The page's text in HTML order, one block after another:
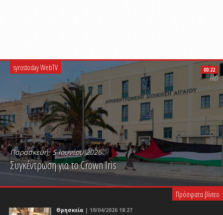
syrostoday WebTV
Παρασκευή, 5 Ιουνίου 2026
Συγκέντρωση για το Crown Iris
PLAY VIDEO
00:22
HD
Πρόσφατα βίντεο
Θρησκεία | 10/04/2026 18:27